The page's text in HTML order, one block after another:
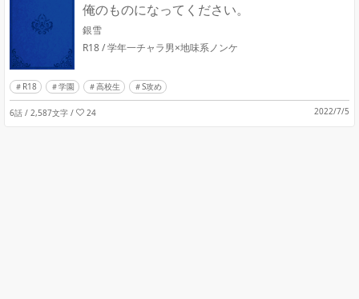
俺のものになってください。
銀雪
R18 / 学年一チャラ男×地味系ノンケ
R18 学園 高校生 S攻め
6話 / 2,587文字 / 24 2022/7/5